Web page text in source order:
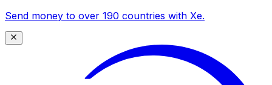
Send money to over 190 countries with Xe.